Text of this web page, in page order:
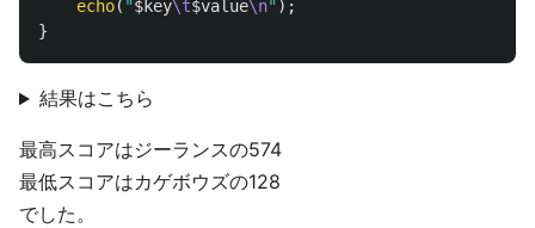
echo( "$key\t$value\n" );
}
結果はこちら
最高スコアはジーランスの574
最低スコアはカゲボウズの128
でした。